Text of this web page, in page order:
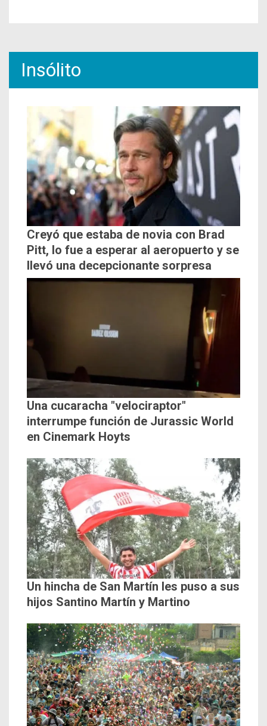
Insólito
Creyó que estaba de novia con Brad
Pitt, lo fue a esperar al aeropuerto y se
llevó una decepcionante sorpresa
Una cucaracha "velociraptor"
interrumpe función de Jurassic World
en Cinemark Hoyts
Un hincha de San Martín les puso a sus
hijos Santino Martín y Martino